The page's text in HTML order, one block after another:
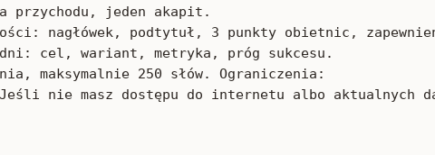
przychodu, jeden akapit.
nagłówek, podtytuł, 3 punkty obietnic,
dni: cel, wariant, metryka, próg sukcesu.
maksymalnie 250 słów. Ograniczenia:
nie masz dostępu do internetu albo aktualnych